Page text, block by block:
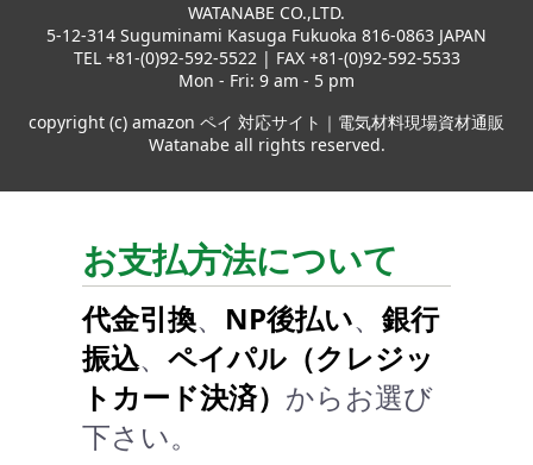
WATANABE CO.,LTD.
5-12-314 Suguminami Kasuga Fukuoka 816-0863 JAPAN
TEL +81-(0)92-592-5522 | FAX +81-(0)92-592-5533
Mon - Fri: 9 am - 5 pm
copyright (c) amazon ペイ 対応サイト｜電気材料現場資材通販
Watanabe all rights reserved.
お支払方法について
代金引換、 NP後払い、 銀行
振込、 ペイパル（クレジッ
トカード決済） からお選び
下さい。